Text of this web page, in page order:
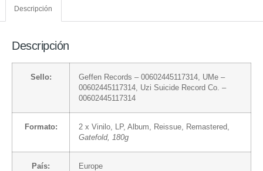
Descripción
Descripción
Sello: Geffen Records – 00602445117314, UMe –
00602445117314, Uzi Suicide Record Co. –
00602445117314
Formato: 2 x Vinilo , LP, Album, Reissue, Remastered,
Gatefold, 180g
País: Europe